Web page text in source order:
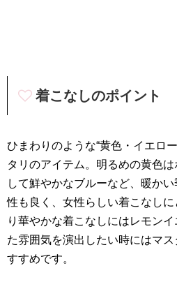
着こなしのポイント
ひまわりのような“黄色・イエロ
タリのアイテム。明るめの黄色
して鮮やかなブルーなど、暖か
性も良く、女性らしい着こなし
り華やかな着こなしにはレモン
た雰囲気を演出したい時にはマ
すすめです。